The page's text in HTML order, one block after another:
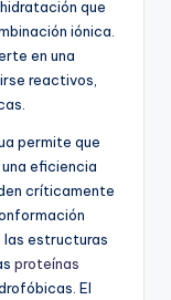
que
iónica.
en una
reactivos,
permite que
eficiencia
críticamente
las estructuras
proteínas
El